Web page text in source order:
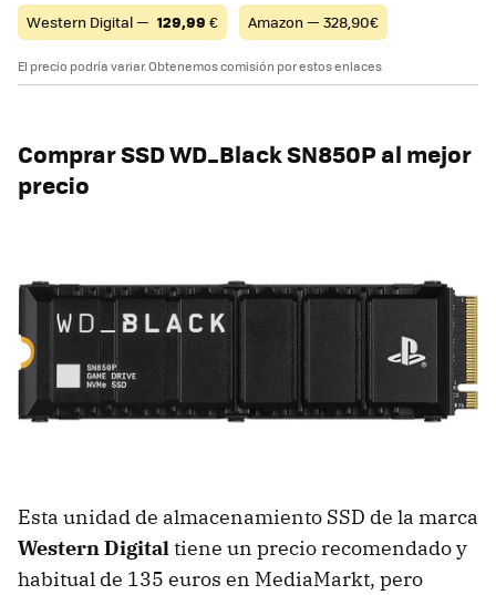
Western Digital — 129,99 € Amazon — 328,90€
El precio podría variar. Obtenemos comisión por estos enlaces
Comprar SSD WD_Black SN850P al mejor
precio
Esta unidad de almacenamiento SSD de la marca
Western Digitaltiene un precio recomendado y
habitual de 135 euros en MediaMarkt, pero